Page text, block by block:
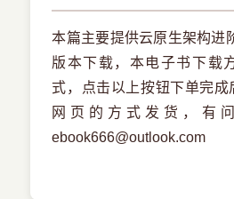
本篇主要提供云原生架构进
版本下载，本电子书下载
式，点击以上按钮下单完成
网页的方式发货，有
ebook666@outlook.com